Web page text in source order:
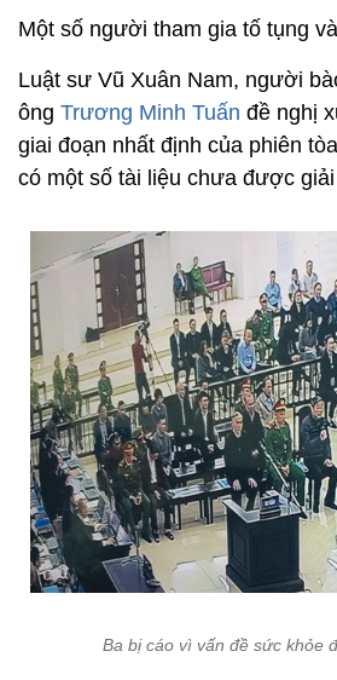
Một số người tham gia tố tụng
Luật sư Vũ Xuân Nam, người
ông Trương Minh Tuấn đề nghị
giai đoạn nhất định của phiên
có một số tài liệu chưa được
Ba bị cáo vì vấn đề sức khỏe